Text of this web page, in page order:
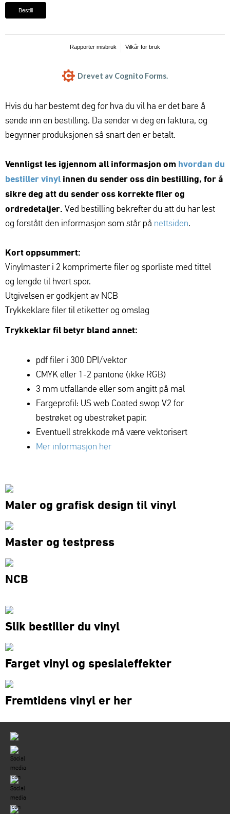
Bestill
Rapporter misbruk Vilkår for bruk
Drevet av Cognito Forms.
Hvis du har bestemt deg for hva du vil ha er det bare å
sende inn en bestilling. Da sender vi deg en faktura, og
begynner produksjonen så snart den er betalt.
Vennligst les igjennom all informasjon om hvordan du
bestiller vinyl innen du sender oss din bestilling, for å
sikre deg att du sender oss korrekte filer og
ordredetaljer. Ved bestilling bekrefter du att du har lest
og forstått den informasjon som står på nettsiden.
Kort oppsummert:
Vinylmaster i 2 komprimerte filer og sporliste med tittel
og lengde til hvert spor.
Utgivelsen er godkjent av NCB
Trykkeklare filer til etiketter og omslag
Trykkeklar fil betyr bland annet:
pdf filer i 300 DPI/vektor
CMYK eller 1-2 pantone (ikke RGB)
3 mm utfallande eller som angitt på mal
Fargeprofil: US web Coated swop V2 for
bestrøket og ubestrøket papir.
Eventuell strekkode må være vektorisert
Mer informasjon her
Maler og grafisk design til vinyl
Master og testpress
NCB
Slik bestiller du vinyl
Farget vinyl og spesialeffekter
Fremtidens vinyl er her